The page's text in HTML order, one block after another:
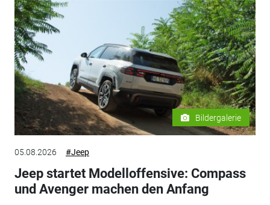
Bildergalerie
05.08.2026 #Jeep
Jeep startet Modelloffensive: Compass
und Avenger machen den Anfang